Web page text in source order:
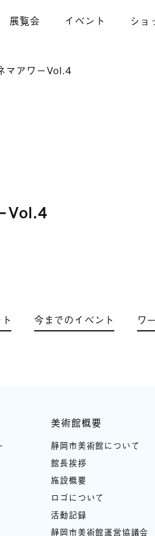
展覧会 イベント ショ
アワーVol.4
Vol.4
今までのイベント ワ
美術館概要
静岡市美術館について
館長挨拶
施設概要
ロゴについて
活動記録
静岡市美術館運営協議会